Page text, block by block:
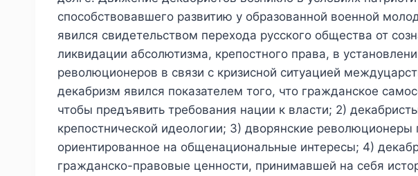
способствовавшего развитию у образованной военной
явился свидетельством перехода русского общества от
ликвидации абсолютизма, крепостного права, в
революционеров в связи с кризисной ситуацией
декабризм явился показателем того, что гражданское
чтобы предъявить требования нации к власти; 2)
крепостнической идеологии; 3) дворянские
ориентированное на общенациональные интересы; 4)
гражданско-правовые ценности, принимавшей на себя